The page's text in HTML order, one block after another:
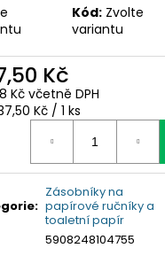
Kód: Zvolte
variantu
Kč
Kč včetně DPH
Kč / 1 ks
:
Zásobníky na
papírové ručníky a
toaletní papír
5908248104755